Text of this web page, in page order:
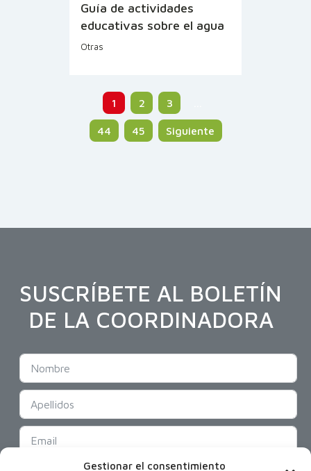
Gestionar el consentimiento
Guía de actividades
educativas sobre el agua
Otras
1 2 3
44 45 Siguiente
SUSCRÍBETE AL BOLETÍN
DE LA COORDINADORA